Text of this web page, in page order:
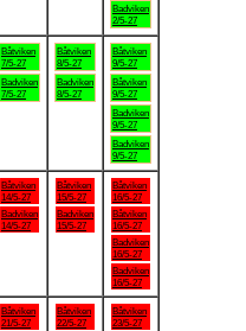
Badviken
2/5-27
Båtviken
7/5-27
Badviken
7/5-27
Båtviken
8/5-27
Badviken
8/5-27
Båtviken
9/5-27
Båtviken
9/5-27
Badviken
9/5-27
Badviken
9/5-27
Båtviken
14/5-27
Badviken
14/5-27
Båtviken
15/5-27
Badviken
15/5-27
Båtviken
16/5-27
Båtviken
16/5-27
Badviken
16/5-27
Badviken
16/5-27
Båtviken
21/5-27
Båtviken
22/5-27
Båtviken
23/5-27